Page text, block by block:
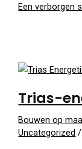
Een verborgen
Trias-
Bouwen op
Uncategorized /